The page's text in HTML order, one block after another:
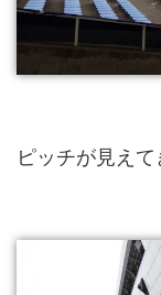
ピッチが見えて